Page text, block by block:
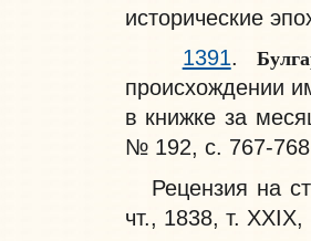
исторические
1391.
происхождении
в книжке за
№ 192, с. 767-
Рецензия на
чт., 1838, т.